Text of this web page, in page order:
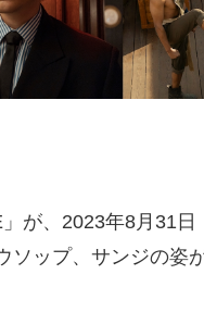
が、2023年8月31
ップ、サンジの姿